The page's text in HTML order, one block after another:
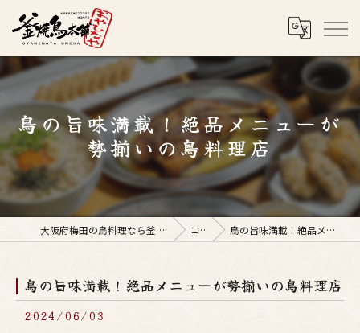
鳥の旨味満載！絶品メニューが
勢揃いの鳥料理店
大阪府梅田の鳥料理なら釜焼鳥本舗おやひなや 梅田店 コラム 鳥の旨味満載！絶品メニューが勢揃いの鳥料理店
鳥の旨味満載！絶品メニューが勢揃いの鳥料理店
2024/06/03